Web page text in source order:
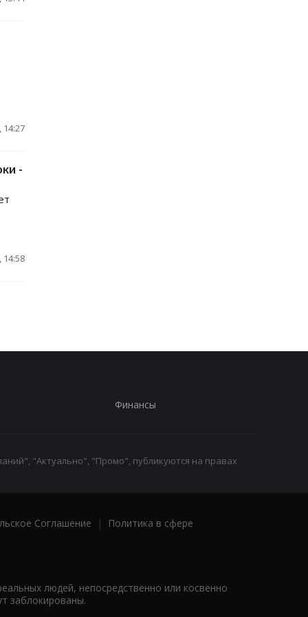
14:27
-
14:58
Финансы
"Актуально", "Промо", публикуются на правах
Соглашение |
Политика в сфере
людей, непосредственно или косвенно
заблокированы.